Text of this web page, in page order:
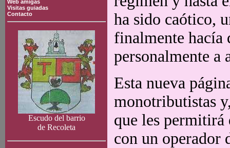
Web amigas
Visitas guiadas
Contacto
Escudo del barrio
de Recoleta
ha sido caótico,
finalmente hacía
personalmente a
Esta nueva
monotributistas
que les permitirá
con un operador